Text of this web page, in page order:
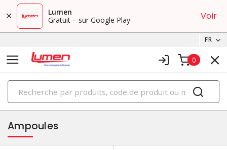
Lumen
Gratuit – sur Google Play
Voir
FR
0
PRODUITS
éclairage
Ampoules